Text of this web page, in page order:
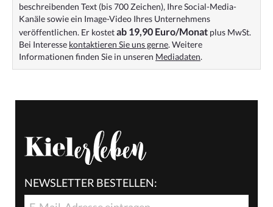
beschreibenden Text (bis 700 Zeichen), Ihre Social-Media-
Kanäle sowie ein Image-Video Ihres Unternehmens
veröffentlichen. Er kostetab 19,90 Euro/Monat plus MwSt.
Bei Interesse kontaktieren Sie uns gerne. Weitere
Informationen finden Sie in unseren Mediadaten.
NEWSLETTER BESTELLEN: